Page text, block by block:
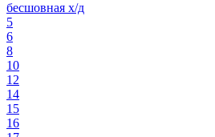
бесшовная х/д
5
6
8
10
12
14
15
16